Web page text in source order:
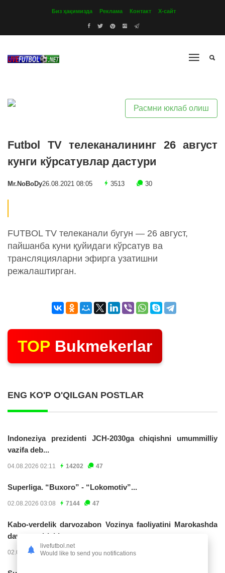
Биз ҳақимизда Реклама Контакт Х-сайт
Расмни юклаб олиш
Futbol TV телеканалининг 26 август
кунги кўрсатувлар дастури
Mr.NoBoDy26.08.2021 08:05 3513 30
FUTBOL TV телеканали бугун — 26 август,
пайшанба куни қуйидаги кўрсатув ва
трансляцияларни эфирга узатишни
режалаштирган.
TOP Bukmekerlar
ENG KO'P O'QILGAN POSTLAR
Indoneziya prezidenti JCH-2030ga chiqishni umummilliy
vazifa deb...
04.08.2026 02:11 14202 47
Superliga. “Buxoro” - “Lokomotiv”...
02.08.2026 03:08 7144 47
Kabo-verdelik darvozabon Vozinya faoliyatini Marokashda
davom ettirishi...
02.08.2026 01:08 3882 47
livefutbol.net
Would like to send you notifications